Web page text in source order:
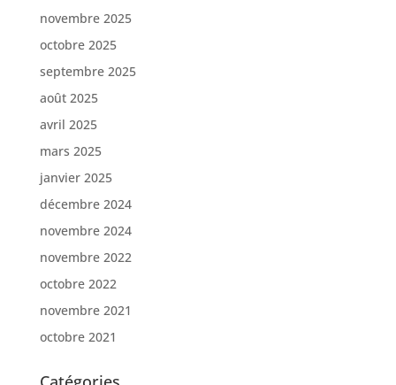
novembre 2025
octobre 2025
septembre 2025
août 2025
avril 2025
mars 2025
janvier 2025
décembre 2024
novembre 2024
novembre 2022
octobre 2022
novembre 2021
octobre 2021